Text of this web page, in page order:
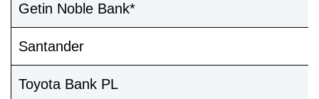
Getin Noble Bank*
Santander
Toyota Bank PL